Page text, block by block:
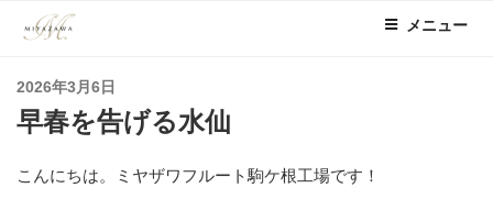
メニュー
投
稿
日:
2026年3月6日
早春を告げる水仙
こんにちは。ミヤザワフルート駒ケ根工場です！